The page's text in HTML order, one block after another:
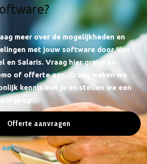
meer over de mogelijkheden en
met jouw software door Van
en Salaris. Vraag hier gratis en
of offerte aan. Graag maken we
kennis met je en stellen we een
je op.
Offerte aanvragen
aan